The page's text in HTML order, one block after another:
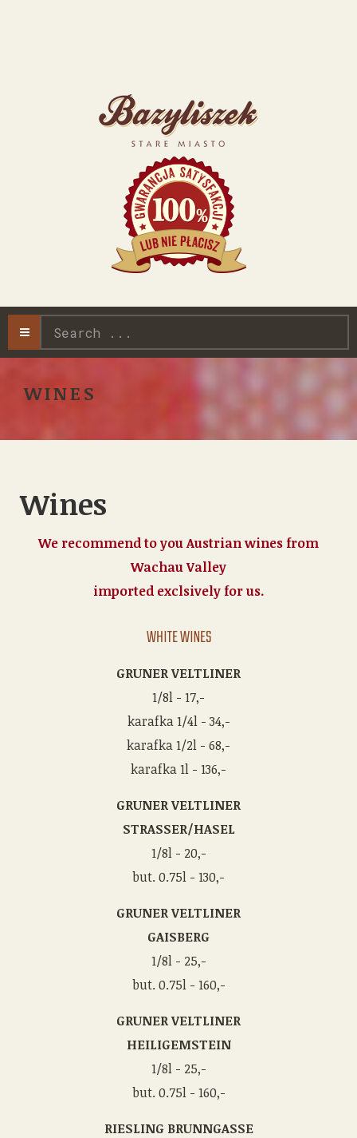
Search
...
WINES
Wines
We recommend to you Austrian wines from
Wachau Valley
imported exclsively for us.
WHITE WINES
GRUNER VELTLINER
1/8l - 17,-
karafka 1/4l - 34,-
karafka 1/2l - 68,-
karafka 1l - 136,-
GRUNER VELTLINER
STRASSER/HASEL
1/8l - 20,-
but. 0.75l - 130,-
GRUNER VELTLINER
GAISBERG
1/8l - 25,-
but. 0.75l - 160,-
GRUNER VELTLINER
HEILIGEMSTEIN
1/8l - 25,-
but. 0.75l - 160,-
RIESLING BRUNNGASSE